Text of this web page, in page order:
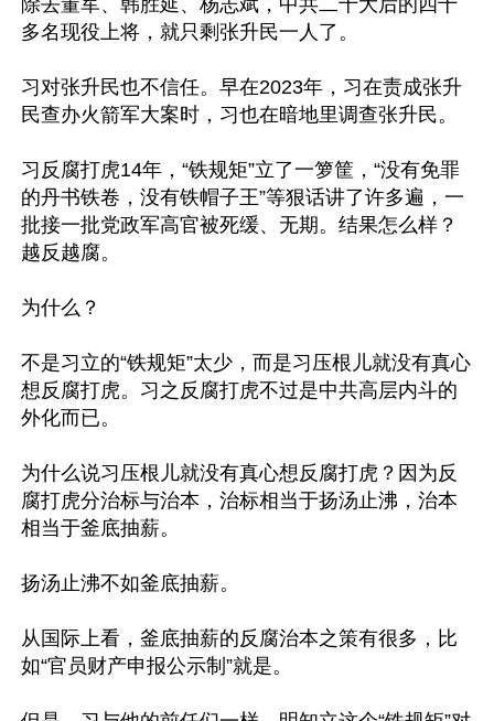
除去董军、韩胜延、杨志斌，中共二十大后的四十
多名现役上将，就只剩张升民一人了。
习对张升民也不信任。早在2023年，习在责成张升
民查办火箭军大案时，习也在暗地里调查张升民。
习反腐打虎14年，“铁规矩”立了一箩筐，“没有免罪
的丹书铁卷，没有铁帽子王”等狠话讲了许多遍，一
批接一批党政军高官被死缓、无期。结果怎么样？
越反越腐。
为什么？
不是习立的“铁规矩”太少，而是习压根儿就没有真心
想反腐打虎。习之反腐打虎不过是中共高层内斗的
外化而已。
为什么说习压根儿就没有真心想反腐打虎？因为反
腐打虎分治标与治本，治标相当于扬汤止沸，治本
相当于釜底抽薪。
扬汤止沸不如釜底抽薪。
从国际上看，釜底抽薪的反腐治本之策有很多，比
如“官员财产申报公示制”就是。